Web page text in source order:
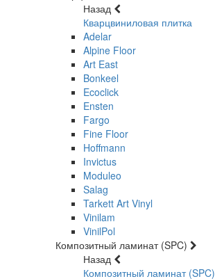
Назад
Кварцвиниловая плитка
Adelar
Alpine Floor
Art East
Bonkeel
Ecoclick
Ensten
Fargo
Fine Floor
Hoffmann
Invictus
Moduleo
Salag
Tarkett Art Vinyl
Vinilam
VinilPol
Композитный ламинат (SPC)
Назад
Композитный ламинат (SPC)